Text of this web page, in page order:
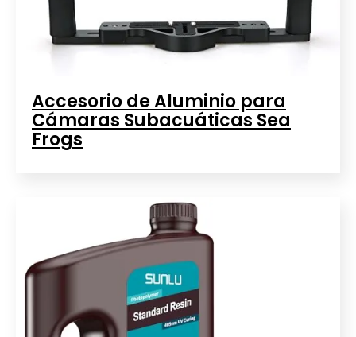
Accesorio de Aluminio para
Cámaras Subacuáticas Sea
Frogs